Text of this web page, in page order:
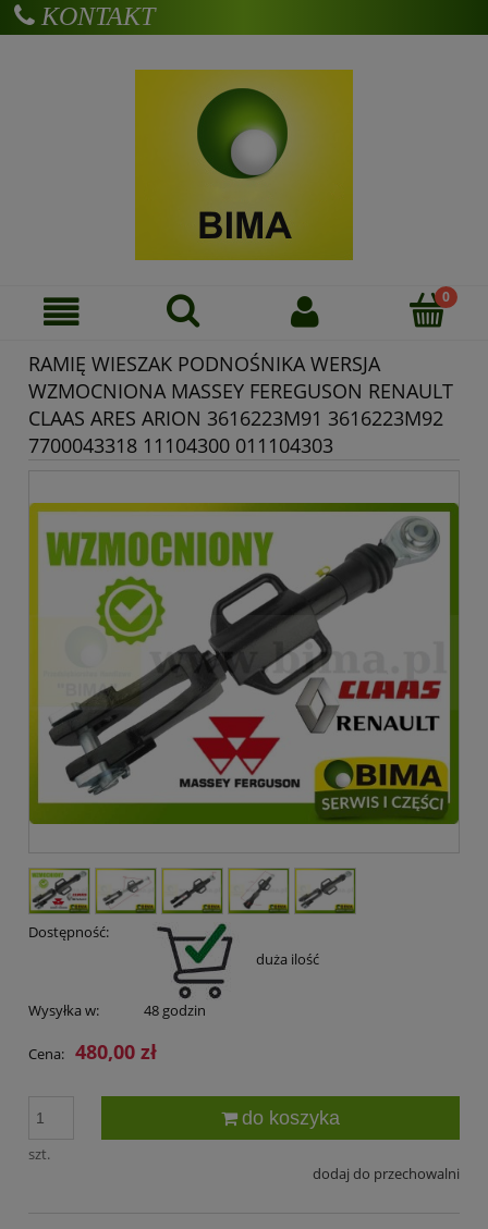
KONTAKT
RAMIĘ WIESZAK PODNOŚNIKA WERSJA
WZMOCNIONA MASSEY FEREGUSON RENAULT
CLAAS ARES ARION 3616223M91 3616223M92
7700043318 11104300 011104303
Dostępność:
duża ilość
Wysyłka w: 48 godzin
Cena: 480,00 zł
szt.
do koszyka
dodaj do przechowalni